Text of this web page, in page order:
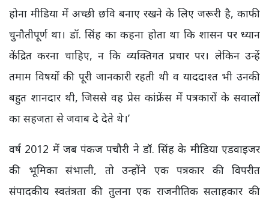
होना मीडिया में अच्छी छवि बनाए रखने के लिए जरूरी है, काफी
चुनौतीपूर्ण था। डॉ. सिंह का कहना होता था कि शासन पर ध्यान
केंद्रित करना चाहिए, न कि व्यक्तिगत प्रचार पर। लेकिन उन्हें
तमाम विषयों की पूरी जानकारी रहती थी व याददाश्त भी उनकी
बहुत शानदार थी, जिससे वह प्रेस कांफ्रेंस में पत्रकारों के सवालों
का सहजता से जवाब दे देते थे।’
वर्ष 2012 में जब पंकज पचौरी ने डॉ. सिंह के मीडिया एडवाइजर
की भूमिका संभाली, तो उन्होंने एक पत्रकार की विपरीत
संपादकीय स्वतंत्रता की तुलना एक राजनीतिक सलाहकार की